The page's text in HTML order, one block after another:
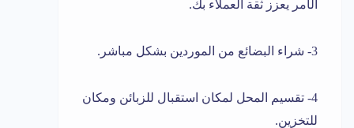
الأمر يعزز ثقة العملاء بك.
3- شراء البضائع من الموردين بشكل مباشر.
4- تقسيم المحل لمكان استقبال للزبائن ومكان
للتخزين.